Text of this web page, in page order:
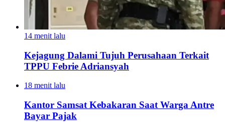
14 menit lalu
Kejagung Dalami Tujuh Perusahaan Terkait
TPPU Febrie Adriansyah
18 menit lalu
Kantor Samsat Kebakaran Saat Warga Antre
Bayar Pajak